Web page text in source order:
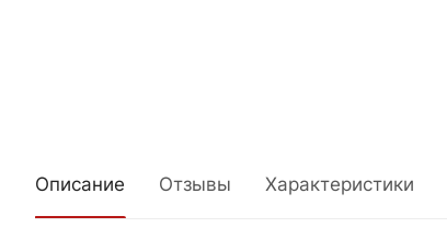
Описание Отзывы Характеристики